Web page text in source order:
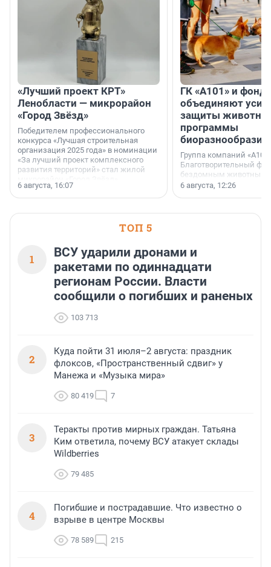
«Лучший проект КРТ»
Ленобласти — микрорайон
«Город Звёзд»
Победителем профессионального
конкурса «Лучшая строительная
организация 2025 года» в номинации
«За лучший проект комплексного
развития территорий» стал жилой
6 августа, 16:07
ГК «А101» и фонд
объединяют
защиты
программы
биоразнообразия
Группа компаний
Благотворительный
бездомным животным
заключили соглашение
6 августа, 12:26
ТОП 5
1
ВСУ ударили дронами и
ракетами по одиннадцати
регионам России. Власти
сообщили о погибших и раненых
103 713
2
Куда пойти 31 июля–2 августа: праздник
флоксов, «Пространственный сдвиг» у
Манежа и «Музыка мира»
80 419 7
3
Теракты против мирных граждан. Татьяна
Ким ответила, почему ВСУ атакует склады
Wildberries
79 485
4
Погибшие и пострадавшие. Что известно о
взрыве в центре Москвы
78 589 215